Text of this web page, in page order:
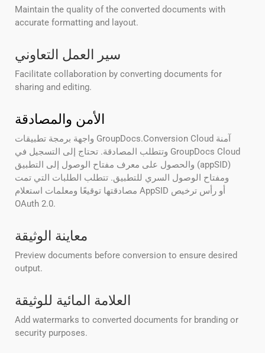
Maintain the quality of the converted documents with
accurate formatting and layout.
سير العمل التعاوني
Facilitate collaboration by converting documents for
sharing and editing.
الأمن والمصادقة
واجهة برمجة تطبيقات GroupDocs.Conversion Cloud آمنة
وتتطلب المصادقة. تحتاج إلى التسجيل في GroupDocs Cloud
والحصول على معرف مفتاح الوصول إلى التطبيق (appSID)
ومفتاح الوصول السري للتطبيق. تتطلب الطلبات التي تمت
مصادقتها توقيعًا ومعلمات استعلام AppSID أو رأس ترخيص
OAuth 2.0.
معاينة الوثيقة
Preview documents before conversion to ensure desired
output.
العلامة المائية للوثيقة
Add watermarks to converted documents for branding or
security purposes.